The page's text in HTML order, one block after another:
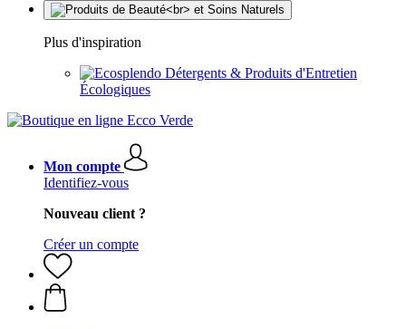
Plus d'inspiration
Détergents & Produits d'Entretien
Écologiques
Mon compte
Identifiez-vous
Nouveau client ?
Créer un compte